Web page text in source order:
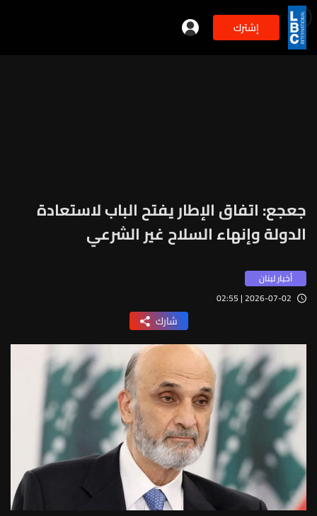
إشترك 2min
جعجع: اتفاق الإطار يفتح الباب لاستعادة
الدولة وإنهاء السلاح غير الشرعي
أخبار لبنان
2026-07-02 | 02:55
شارك